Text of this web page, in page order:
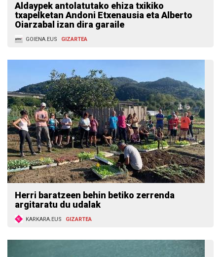
Aldaypek antolatutako ehiza txikiko
txapelketan Andoni Etxenausia eta Alberto
Oiarzabal izan dira garaile
GOIENA.EUS GIZARTEA
Herri baratzeen behin betiko zerrenda
argitaratu du udalak
KARKARA.EUS GIZARTEA